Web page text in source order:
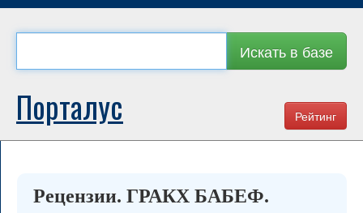
Искать в базе
Рейтинг
Порталус
Рецензии. ГРАКХ БАБЕФ.